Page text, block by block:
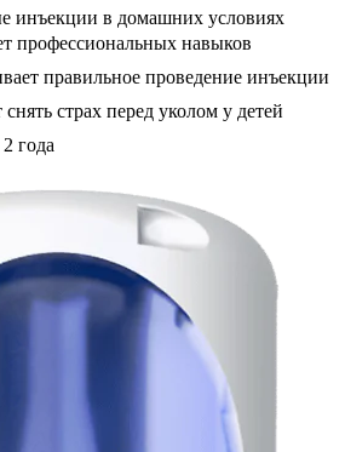
инъекции в домашних условиях
профессиональных навыков
правильное проведение инъекции
страх перед уколом у детей
года